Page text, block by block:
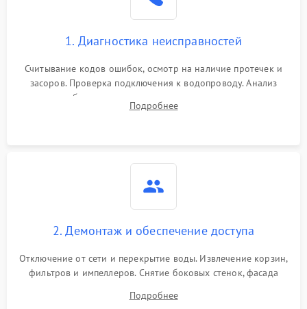
1. Диагностика неисправностей
Считывание кодов ошибок, осмотр на наличие протечек и
засоров. Проверка подключения к водопроводу. Анализ
жалоб на отсутствие слива, нагрева, вращения
разбрызгивателей или срабатывание системы защиты
Подробнее
2. Демонтаж и обеспечение доступа
Отключение от сети и перекрытие воды. Извлечение корзин,
фильтров и импеллеров. Снятие боковых стенок, фасада
циркуляционному насосу, ТЭНу и сливной помпе.
Подробнее